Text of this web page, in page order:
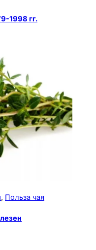
1998 гг.
, Польза чая